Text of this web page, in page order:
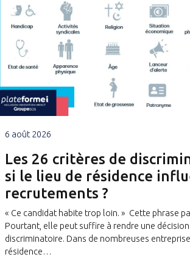
6 août 2026
Les 26 critères de
si le lieu de résidence
recrutements ?
« Ce candidat habite trop loin. » Cette phrase
Pourtant, elle peut suffire à rendre une
discriminatoire. Dans de nombreuses
résidence…